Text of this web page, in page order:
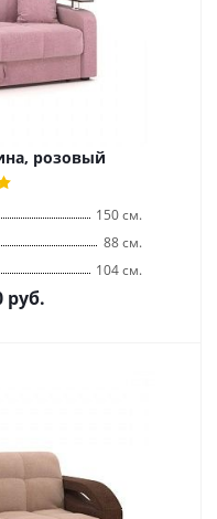
розовый
150 см.
88 см.
104 см.
руб.